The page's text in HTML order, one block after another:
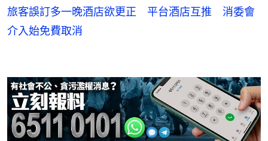
旅客誤訂多一晚酒店欲更正 平台酒店互推 消委會
介入始免費取消